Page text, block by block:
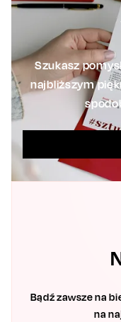
Szukasz
najbliższym
Bądź zawsze na
na